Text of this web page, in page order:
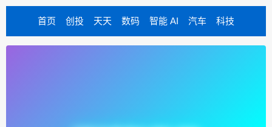
首页 创投 天天 数码 智能 AI 汽车 科技